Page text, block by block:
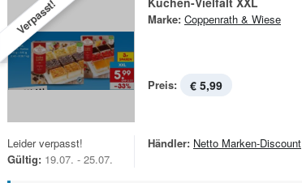
Verpasst! Marke: Coppenrath & Wiese
Preis: € 5,99
Leider verpasst!
Gültig: 19.07. - 25.07.
Händler: Netto Marken-Discount